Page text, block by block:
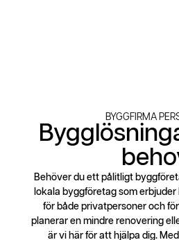
BYGGFIRMA
Behöver du ett pålitligt
lokala byggföretag som
för både privatpersoner och
planerar en mindre renovering
är vi här för att hjälpa dig.